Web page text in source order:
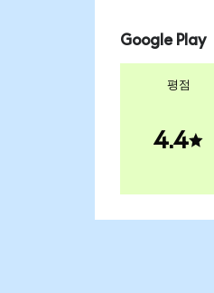
Google Play
평점
4.4